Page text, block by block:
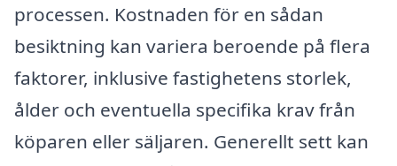
processen. Kostnaden för en sådan
besiktning kan variera beroende på flera
faktorer, inklusive fastighetens storlek,
ålder och eventuella specifika krav från
köparen eller säljaren. Generellt sett kan